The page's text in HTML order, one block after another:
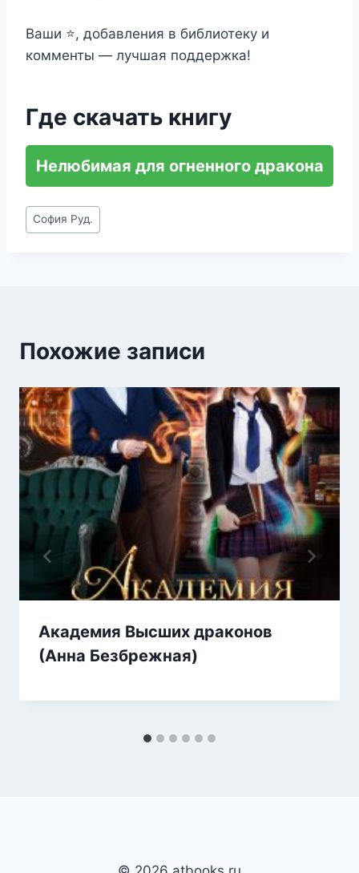
Ваши ⭐, добавления в библиотеку и
комменты — лучшая поддержка!
Где скачать книгу
Нелюбимая для огненного дракона
Метки
записи:
София Руд.
Похожие записи
Академия Высших драконов
(Анна Безбрежная)